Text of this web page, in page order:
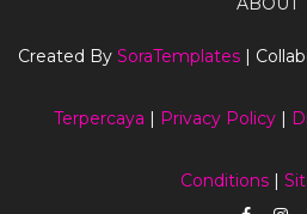
Created By SoraTemplates |
Terpercaya | Privacy Policy |
Conditions |